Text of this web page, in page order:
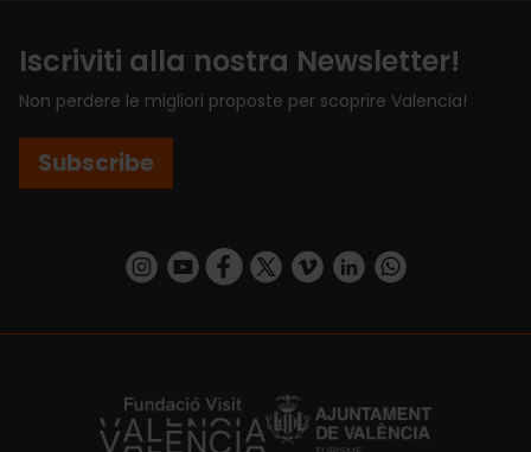
Iscriviti alla nostra Newsletter!
Non perdere le migliori proposte per scoprire Valencia!
Subscribe
https://www.instagram.com/visit_valencia/
https://www.youtube.com/user/
https://www.facebook.com/
https://twitter.com/VisitaValencia
https://vimeo.com/
https://www.linkedin.com/company/turismo-valencia/https://api.whatsapp.com/send/
https://fundacion.visitvalencia.com/